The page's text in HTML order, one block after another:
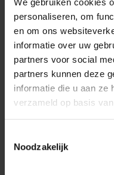
personaliseren, om
en om ons
informatie over uw
partners voor social
partners kunnen deze
informatie die u aan ze
verzameld op basis
Noodzakelijk
1
05/08/2022
Annemie
Veel te jong !
blijvende